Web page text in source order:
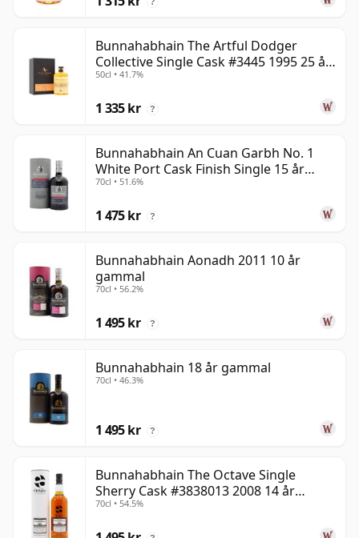
Bunnahabhain The Artful Dodger
Collective Single Cask #3445 1995 25 år
gammal
50cl • 41.7%
1 335 kr ?
Bunnahabhain An Cuan Garbh No. 1
White Port Cask Finish Single 15 år
gammal
70cl • 51.6%
1 475 kr ?
Bunnahabhain Aonadh 2011 10 år
gammal
70cl • 56.2%
1 495 kr ?
Bunnahabhain 18 år gammal
70cl • 46.3%
1 495 kr ?
Bunnahabhain The Octave Single
Sherry Cask #3838013 2008 14 år
gammal
70cl • 54.5%